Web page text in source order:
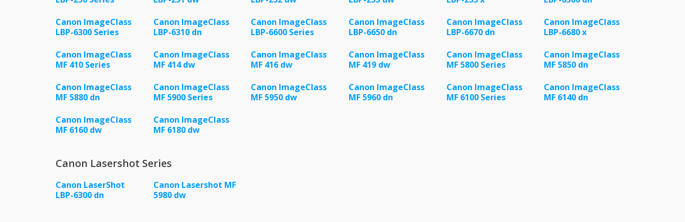
Canon ImageClass
LBP-6300 Series
Canon ImageClass
LBP-6310 dn
Canon ImageClass
LBP-6600 Series
Canon ImageClass
LBP-6650 dn
Canon ImageClass
LBP-6670 dn
Canon ImageClass
LBP-6680 x
Canon ImageClass
MF 410 Series
Canon ImageClass
MF 414 dw
Canon ImageClass
MF 416 dw
Canon ImageClass
MF 419 dw
Canon ImageClass
MF 5800 Series
Canon ImageClass
MF 5850 dn
Canon ImageClass
MF 5880 dn
Canon ImageClass
MF 5900 Series
Canon ImageClass
MF 5950 dw
Canon ImageClass
MF 5960 dn
Canon ImageClass
MF 6100 Series
Canon ImageClass
MF 6140 dn
Canon ImageClass
MF 6160 dw
Canon ImageClass
MF 6180 dw
Canon Lasershot Series
Canon LaserShot
LBP-6300 dn
Canon Lasershot MF
5980 dw